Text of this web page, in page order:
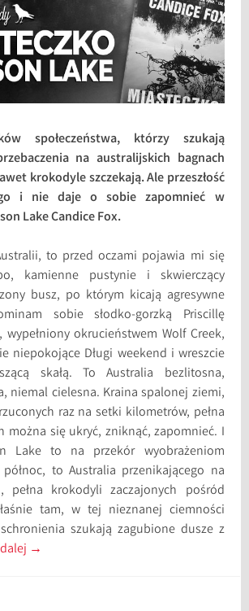
społeczeństwa, którzy szukają
na australijskich bagnach
krokodyle szczekają. Ale przeszłość
i nie daje o sobie zapomnieć w
Lake Candice Fox.
to przed oczami pojawia mi się
kamienne pustynie i skwierczący
busz, po którym kicają agresywne
sobie słodko-gorzką Priscillę
wypełniony okrucieństwem Wolf Creek,
niepokojące Długi weekend i wreszcie
skałą. To Australia bezlitosna,
niemal cielesna. Kraina spalonej ziemi,
raz na setki kilometrów, pełna
można się ukryć, zniknąć, zapomnieć. I
Lake to na przekór wyobrażeniom
to Australia przenikającego na
pełna krokodyli zaczajonych pośród
tam, w tej nieznanej ciemności
szukają zagubione dusze z
→